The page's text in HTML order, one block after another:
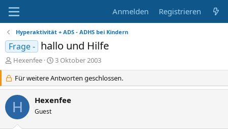
Anmelden Registrieren
Hyperaktivität + ADS - ADHS bei Kindern
Frage - hallo und Hilfe
E
r
s
t
e
l
e
Hexenfee
E
r
s
t
l
3 Oktober 2003
Für weitere Antworten geschlossen.
H Hexenfee
Guest